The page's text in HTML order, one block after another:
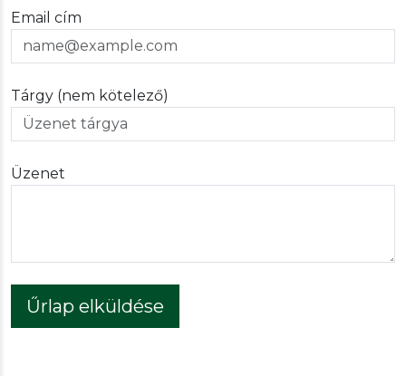
Email cím
Tárgy (nem kötelező)
Üzenet
Űrlap elküldése